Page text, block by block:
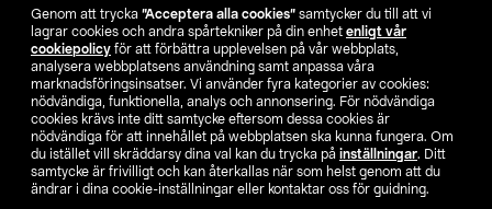
Genom att trycka ”Acceptera alla cookies” samtycker du till att vi
lagrar cookies och andra spårtekniker på din enhet enligt vår
cookiepolicy för att förbättra upplevelsen på vår webbplats,
analysera webbplatsens användning samt anpassa våra
marknadsföringsinsatser. Vi använder fyra kategorier av cookies:
nödvändiga, funktionella, analys och annonsering. För nödvändiga
cookies krävs inte ditt samtycke eftersom dessa cookies är
nödvändiga för att innehållet på webbplatsen ska kunna fungera. Om
du istället vill skräddarsy dina val kan du trycka på inställningar. Ditt
samtycke är frivilligt och kan återkallas när som helst genom att du
ändrar i dina cookie-inställningar eller kontaktar oss för guidning.
Våra bolag
Hitta butik
SE NO FI